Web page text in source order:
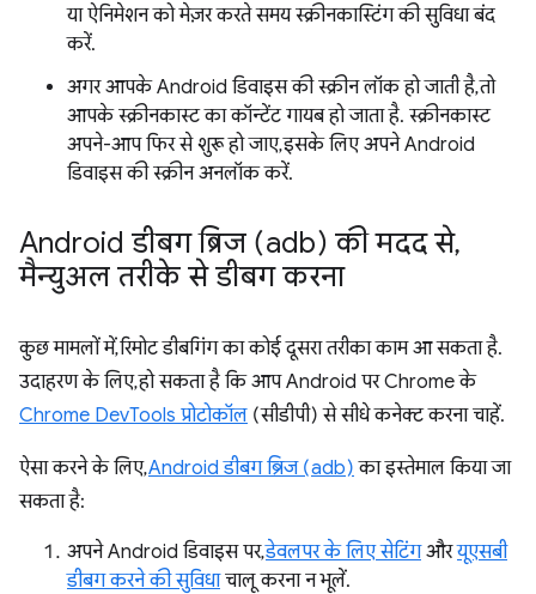
या ऐनिमेशन को मेज़र करते समय स्क्रीनकास्टिंग की सुविधा बंद
करें.
अगर आपके Android डिवाइस की स्क्रीन लॉक हो जाती है, तो
आपके स्क्रीनकास्ट का कॉन्टेंट गायब हो जाता है. स्क्रीनकास्ट
अपने-आप फिर से शुरू हो जाए, इसके लिए अपने Android
डिवाइस की स्क्रीन अनलॉक करें.
Android डीबग ब्रिज (adb) की मदद से,
मैन्युअल तरीके से डीबग करना
कुछ मामलों में, रिमोट डीबगिंग का कोई दूसरा तरीका काम आ सकता है.
उदाहरण के लिए, हो सकता है कि आप Android पर Chrome के
Chrome DevTools प्रोटोकॉल (सीडीपी) से सीधे कनेक्ट करना चाहें.
ऐसा करने के लिए,Android डीबग ब्रिज (adb) का इस्तेमाल किया जा
सकता है:
अपने Android डिवाइस पर,डेवलपर के लिए सेटिंगऔरयूएसबी
डीबग करने की सुविधाचालू करना न भूलें.